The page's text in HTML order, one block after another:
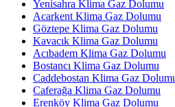
Yenisahra Klima Gaz Dolumu
Acarkent Klima Gaz Dolumu
Göztepe Klima Gaz Dolumu
Kavacık Klima Gaz Dolumu
Acıbadem Klima Gaz Dolumu
Bostancı Klima Gaz Dolumu
Caddebostan Klima Gaz
Caferağa Klima Gaz Dolumu
Erenköy Klima Gaz Dolumu